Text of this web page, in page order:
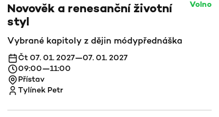
Novověk a renesanční životní
styl
Volno
Vybrané kapitoly z dějin módypřednáška
Čt 07. 01. 2027—07. 01. 2027
09:00—11:00
Přístav
Tylínek Petr